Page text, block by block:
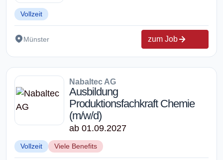
Vollzeit
Münster zum Job
Nabaltec AG
Ausbildung
Produktionsfachkraft Chemie
(m/w/d)
ab 01.09.2027
Vollzeit Viele Benefits